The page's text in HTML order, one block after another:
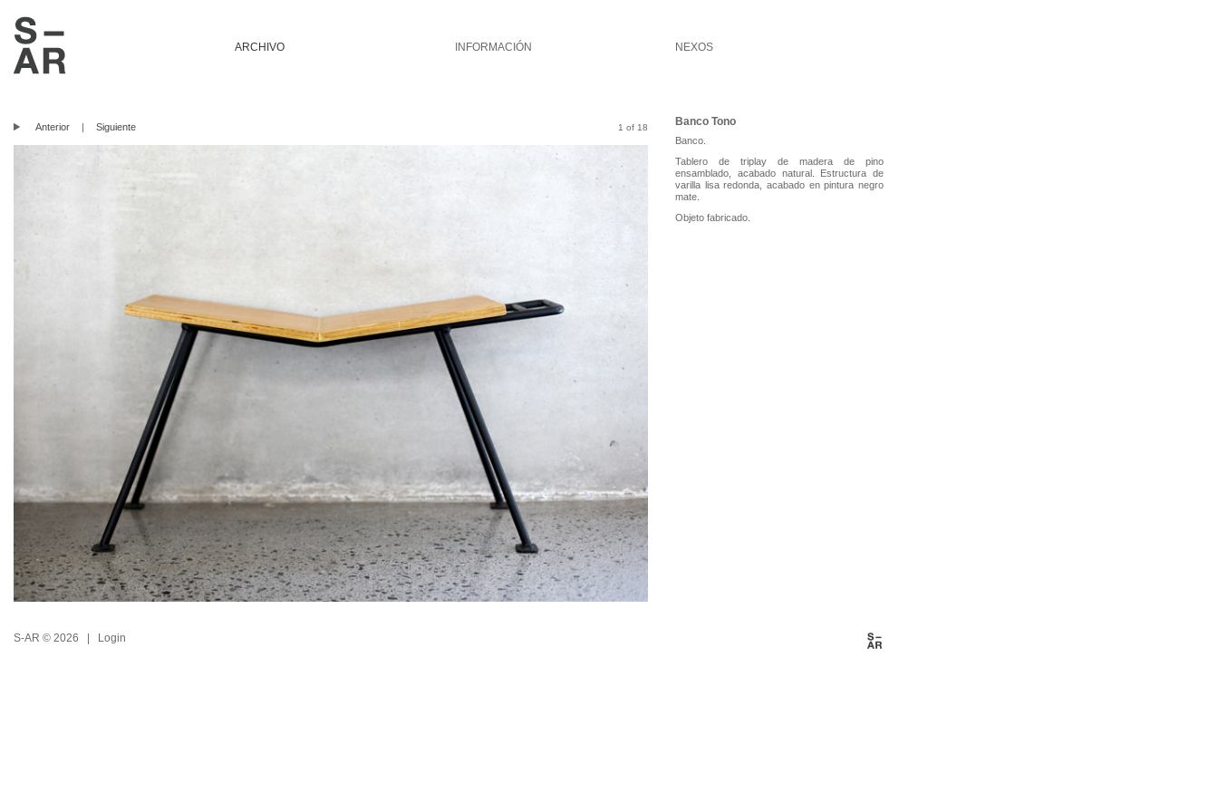
ARCHIVO INFORMACIÓN NEXOS
Banco Tono
Banco.
Tablero de triplay de madera de pino
ensamblado, acabado natural. Estructura de
varilla lisa redonda, acabado en pintura negro
mate.
Objeto fabricado.
Anterior | Siguiente 1 of 18
S-AR © 2026 | Login